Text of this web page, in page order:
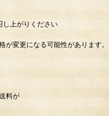
し上がりください
変更になる可能性があります
料が